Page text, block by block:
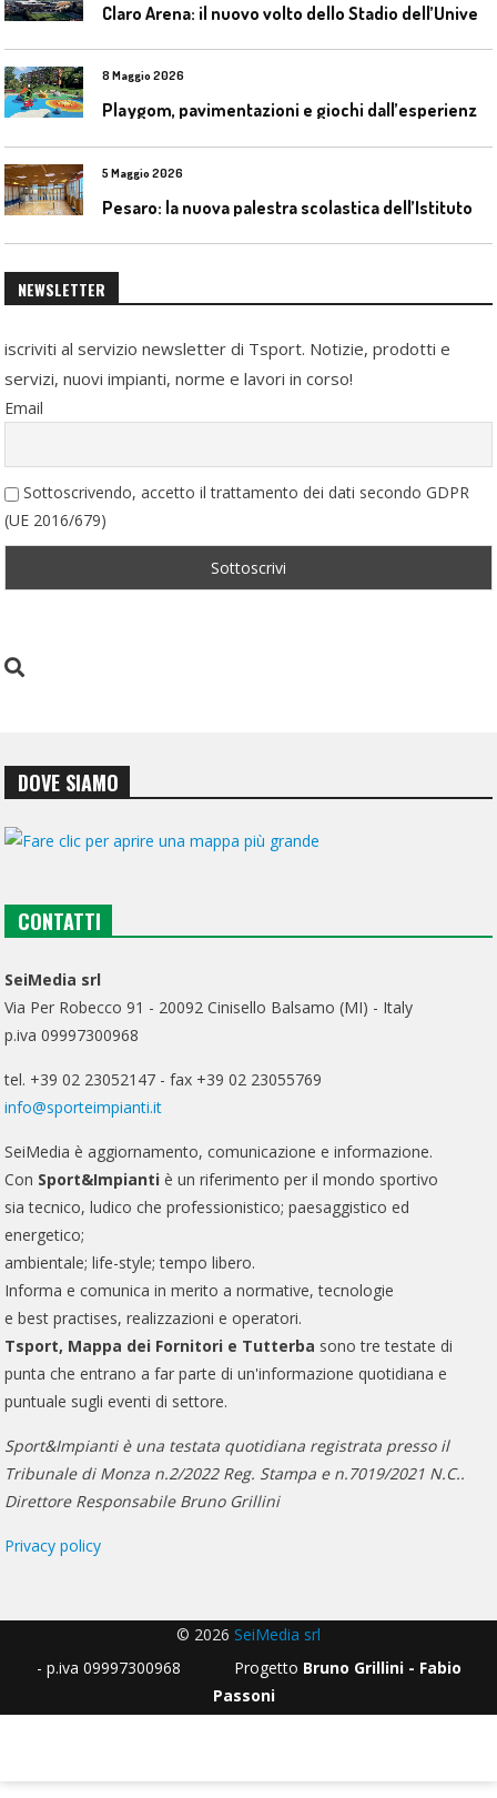
8 Maggio 2026
5 Maggio 2026
NEWSLETTER
iscriviti al servizio newsletter di Tsport. Notizie, prodotti e
servizi, nuovi impianti, norme e lavori in corso!
Email
Sottoscrivendo, accetto il trattamento dei dati secondo GDPR
(UE 2016/679)
DOVE SIAMO
CONTATTI
SeiMedia srl
Via Per Robecco 91 - 20092 Cinisello Balsamo (MI) - Italy
p.iva 09997300968
tel. +39 02 23052147 - fax +39 02 23055769
info@sporteimpianti.it
SeiMedia è aggiornamento, comunicazione e informazione.
Con Sport&Impianti è un riferimento per il mondo sportivo
sia tecnico, ludico che professionistico; paesaggistico ed
energetico;
ambientale; life-style; tempo libero.
Informa e comunica in merito a normative, tecnologie
e best practises, realizzazioni e operatori.
Tsport, Mappa dei Fornitori e Tutterba sono tre testate di
punta che entrano a far parte di un'informazione quotidiana e
puntuale sugli eventi di settore.
Sport&Impianti è una testata quotidiana registrata presso il
Tribunale di Monza n.2/2022 Reg. Stampa e n.7019/2021 N.C..
Direttore Responsabile Bruno Grillini
Privacy policy
© 2026 SeiMedia srl
- p.iva 09997300968 Progetto Bruno Grillini - Fabio
Passoni